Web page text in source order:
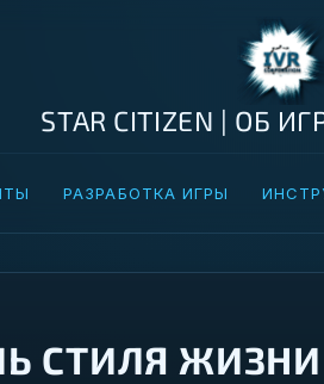
STAR CITIZEN | ОБ
РАЗРАБОТКА ИГРЫ
СТИЛЯ ЖИЗНИ